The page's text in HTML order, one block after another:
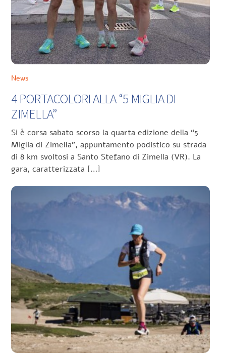
News
4 PORTACOLORI ALLA “5 MIGLIA DI
ZIMELLA”
Si è corsa sabato scorso la quarta edizione della “5
Miglia di Zimella”, appuntamento podistico su strada
di 8 km svoltosi a Santo Stefano di Zimella (VR). La
gara, caratterizzata […]